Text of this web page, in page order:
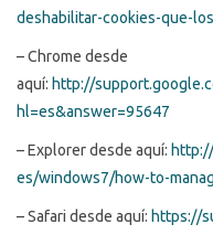
deshabilitar-cookies-que-
– Chrome desde
aquí: http://
hl=es&answer=95647
– Explorer desde aquí:
es/windows7/how-to-
– Safari desde aquí: https://